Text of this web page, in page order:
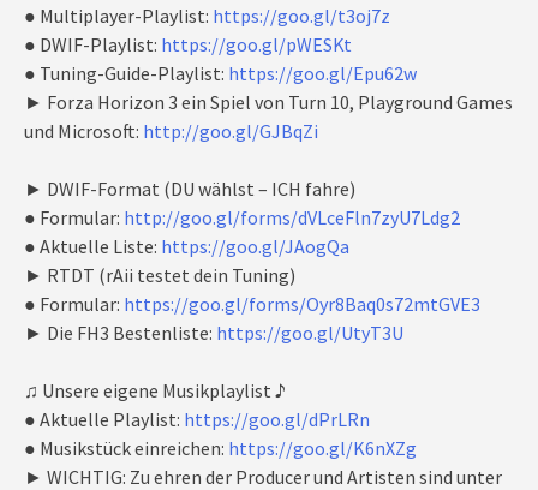
● Multiplayer-Playlist: https://goo.gl/t3oj7z
● DWIF-Playlist: https://goo.gl/pWESKt
● Tuning-Guide-Playlist: https://goo.gl/Epu62w
► Forza Horizon 3 ein Spiel von Turn 10, Playground Games
und Microsoft: http://goo.gl/GJBqZi
► DWIF-Format (DU wählst – ICH fahre)
● Formular: http://goo.gl/forms/dVLceFln7zyU7Ldg2
● Aktuelle Liste: https://goo.gl/JAogQa
► RTDT (rAii testet dein Tuning)
● Formular: https://goo.gl/forms/Oyr8Baq0s72mtGVE3
► Die FH3 Bestenliste: https://goo.gl/UtyT3U
♫ Unsere eigene Musikplaylist ♪
● Aktuelle Playlist: https://goo.gl/dPrLRn
● Musikstück einreichen: https://goo.gl/K6nXZg
► WICHTIG: Zu ehren der Producer und Artisten sind unter